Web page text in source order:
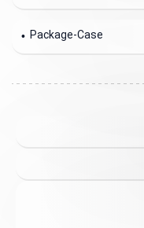
Package-Case